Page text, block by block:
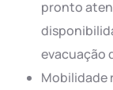
pronto
evacuação
Mobilidade